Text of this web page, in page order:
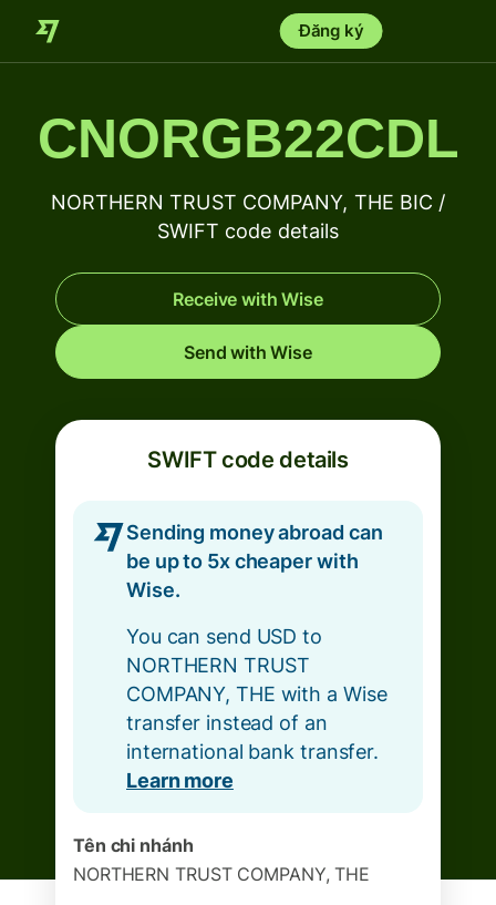
Đăng ký
CNORGB22CDL
NORTHERN TRUST COMPANY, THE BIC /
SWIFT code details
Receive with Wise
Send with Wise
SWIFT code details
Sending money abroad can
be up to 5x cheaper with
Wise.
You can send USD to
NORTHERN TRUST
COMPANY, THE with a Wise
transfer instead of an
international bank transfer.
Learn more
Tên chi nhánh
NORTHERN TRUST COMPANY, THE